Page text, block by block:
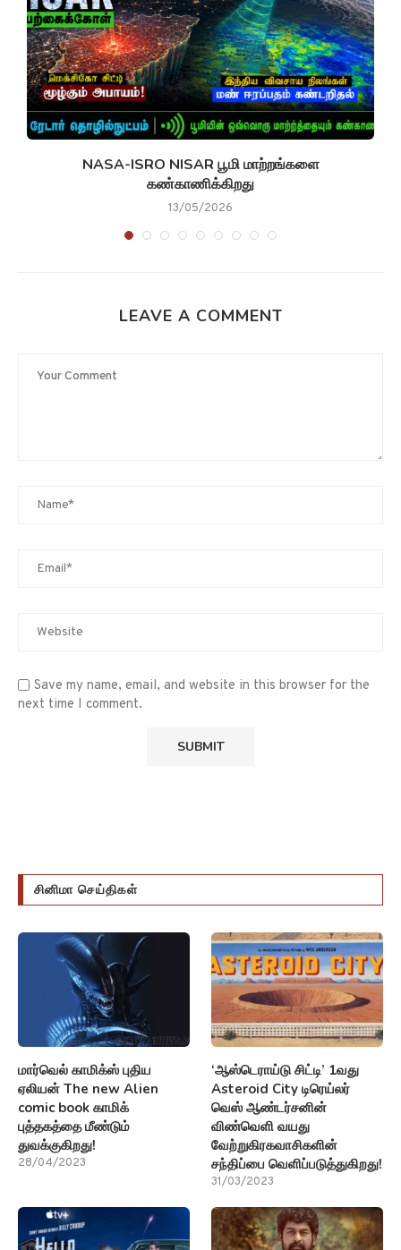
NASA-ISRO NISAR பூமி மாற்றங்களை
கண்காணிக்கிறது
13/05/2026
LEAVE A COMMENT
Save my name, email, and website in this browser for the
next time I comment.
சினிமா செய்திகள்
மார்வெல் காமிக்ஸ் புதிய
ஏலியன் The new Alien
comic book காமிக்
புத்தகத்தை மீண்டும்
துவக்குகிறது!
28/04/2023
‘ஆஸ்டெராய்டு சிட்டி’ 1வது
Asteroid City டிரெய்லர்
வெஸ் ஆண்டர்சனின்
விண்வெளி வயது
வேற்றுகிரகவாசிகளின்
சந்திப்பை வெளிப்படுத்துகிறது!
31/03/2023